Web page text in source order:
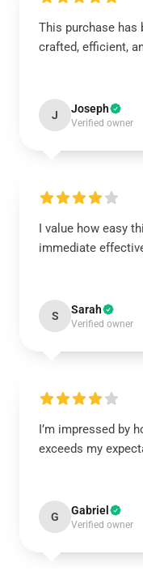
This purchase has
crafted, efficient,
J Joseph
Verified owner
I value how easy
immediate
S Sarah
Verified owner
I’m impressed by
exceeds my
G Gabriel
Verified owner